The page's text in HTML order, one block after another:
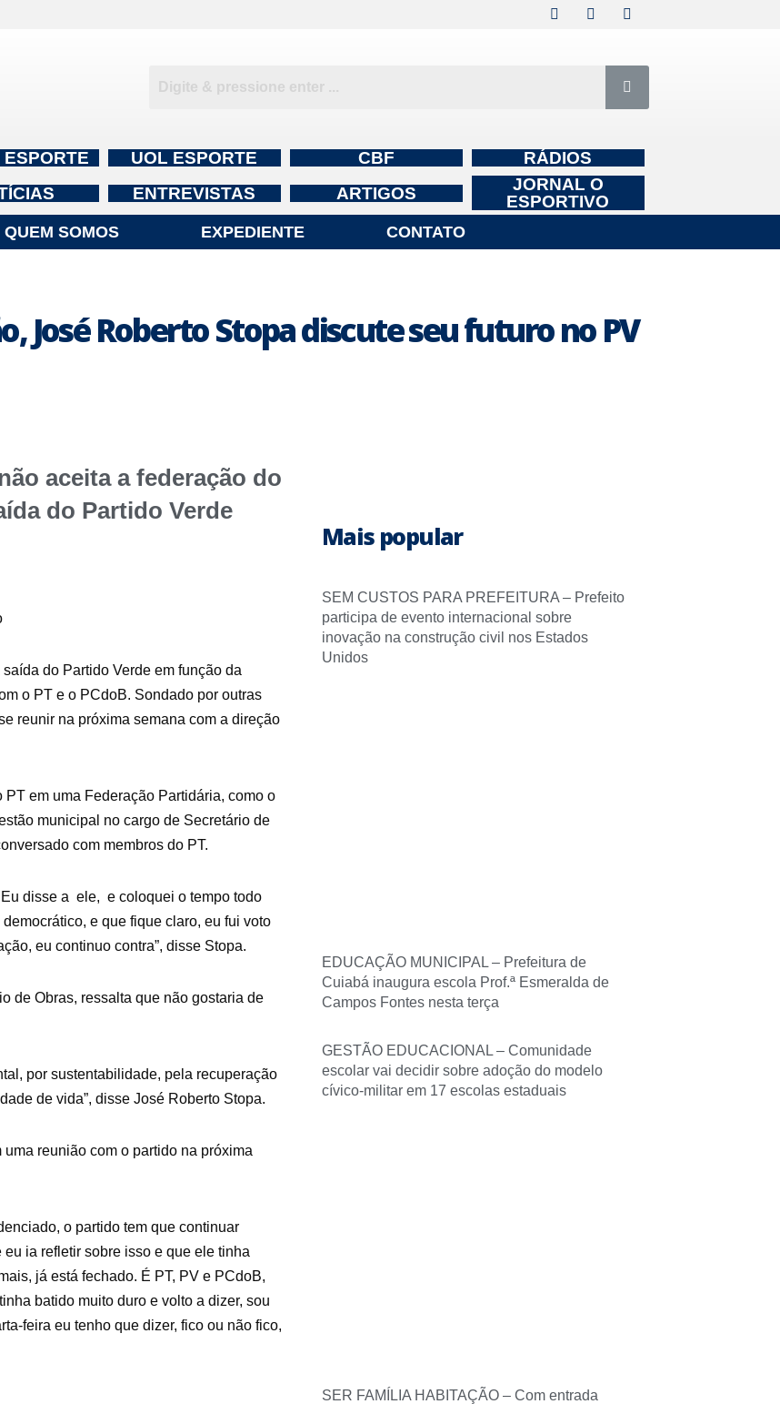
UOL ESPORTE CBF
RÁDIOS
ENTREVISTAS ARTIGOS
JORNAL O
ESPORTIVO
QUEM SOMOS EXPEDIENTE CONTATO
José Roberto Stopa discute seu futuro no PV
aceita a federação do
do Partido Verde
do Partido Verde em função da
o PT e o PCdoB. Sondado por outras
reunir na próxima semana com a direção
em uma Federação Partidária, como o
municipal no cargo de Secretário de
com membros do PT.
disse a ele, e coloquei o tempo todo
e que fique claro, eu fui voto
eu continuo contra”, disse Stopa.
de Obras, ressalta que não gostaria de
por sustentabilidade, pela recuperação
de vida”, disse José Roberto Stopa.
reunião com o partido na próxima
o partido tem que continuar
ia refletir sobre isso e que ele tinha
já está fechado. É PT, PV e PCdoB,
batido muito duro e volto a dizer, sou
feira eu tenho que dizer, fico ou não fico,
Mais popular
SEM CUSTOS PARA PREFEITURA – Prefeito
participa de evento internacional sobre
inovação na construção civil nos Estados
Unidos
EDUCAÇÃO MUNICIPAL – Prefeitura de
Cuiabá inaugura escola Prof.ª Esmeralda de
Campos Fontes nesta terça
GESTÃO EDUCACIONAL – Comunidade
escolar vai decidir sobre adoção do modelo
cívico-militar em 17 escolas estaduais
SER FAMÍLIA HABITAÇÃO – Com entrada